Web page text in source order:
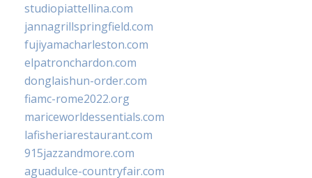
studiopiattellina.com
jannagrillspringfield.com
fujiyamacharleston.com
elpatronchardon.com
donglaishun-order.com
fiamc-rome2022.org
mariceworldessentials.com
lafisheriarestaurant.com
915jazzandmore.com
aguadulce-countryfair.com